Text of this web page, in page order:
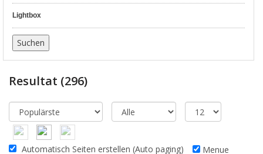
Lightbox
Resultat (296)
Automatisch Seiten erstellen (Auto paging) Menue